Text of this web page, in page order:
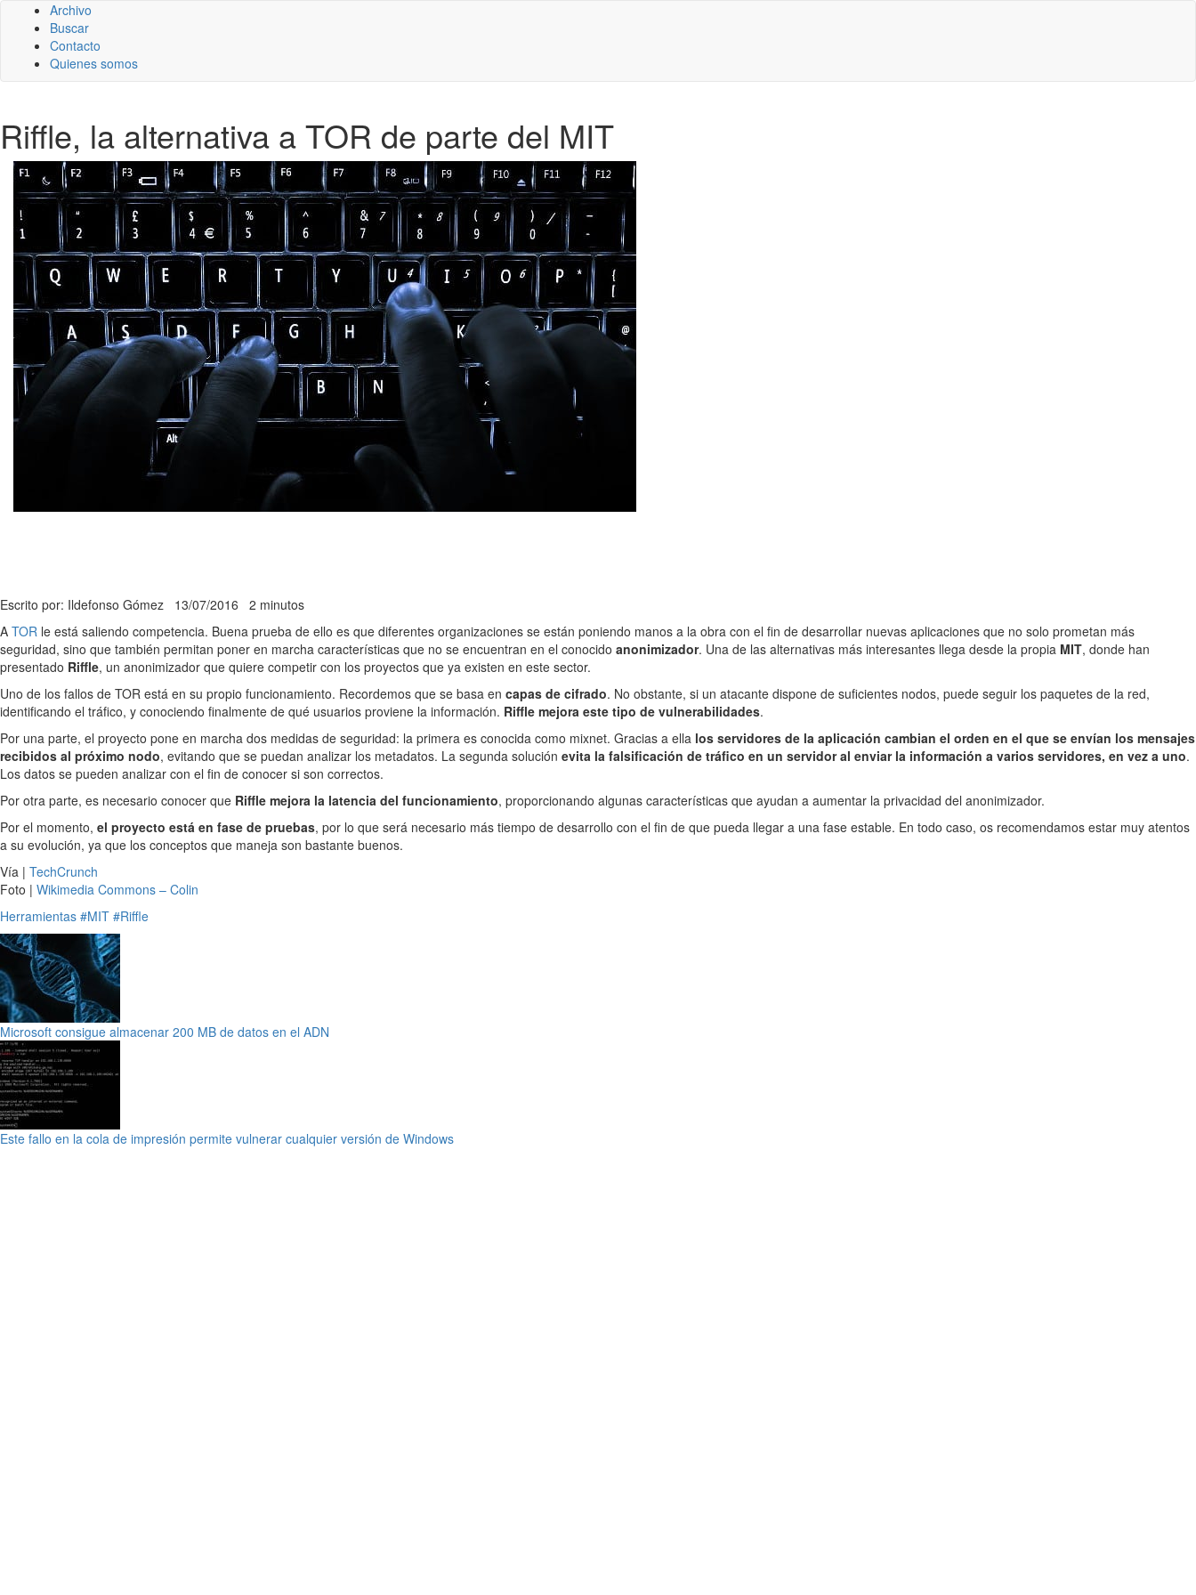
Archivo
Buscar
Contacto
Quienes somos
Riffle, la alternativa a TOR de parte del MIT
Escrito por: Ildefonso Gómez 13/07/2016 2 minutos
A TOR le está saliendo competencia. Buena prueba de ello es que diferentes organizaciones se están poniendo manos a la obra con el fin de desarrollar nuevas aplicaciones que no solo prometan más
seguridad, sino que también permitan poner en marcha características que no se encuentran en el conocido anonimizador. Una de las alternativas más interesantes llega desde la propia MIT, donde han
presentado Riffle, un anonimizador que quiere competir con los proyectos que ya existen en este sector.
Uno de los fallos de TOR está en su propio funcionamiento. Recordemos que se basa en capas de cifrado. No obstante, si un atacante dispone de suficientes nodos, puede seguir los paquetes de la red,
identificando el tráfico, y conociendo finalmente de qué usuarios proviene la información. Riffle mejora este tipo de vulnerabilidades.
Por una parte, el proyecto pone en marcha dos medidas de seguridad: la primera es conocida como mixnet. Gracias a ella los servidores de la aplicación cambian el orden en el que se envían los mensajes
recibidos al próximo nodo, evitando que se puedan analizar los metadatos. La segunda solución evita la falsificación de tráfico en un servidor al enviar la información a varios servidores, en vez a uno.
Los datos se pueden analizar con el fin de conocer si son correctos.
Por otra parte, es necesario conocer que Riffle mejora la latencia del funcionamiento, proporcionando algunas características que ayudan a aumentar la privacidad del anonimizador.
Por el momento, el proyecto está en fase de pruebas, por lo que será necesario más tiempo de desarrollo con el fin de que pueda llegar a una fase estable. En todo caso, os recomendamos estar muy atentos
a su evolución, ya que los conceptos que maneja son bastante buenos.
Vía | TechCrunch
Foto | Wikimedia Commons – Colin
Herramientas #MIT #Riffle
Microsoft consigue almacenar 200 MB de datos en el ADN
Este fallo en la cola de impresión permite vulnerar cualquier versión de Windows